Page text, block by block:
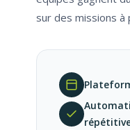
sur des missions